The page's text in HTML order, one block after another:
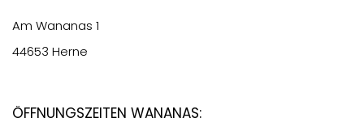
Am Wananas 1
44653 Herne
Öffnungszeiten Wananas: